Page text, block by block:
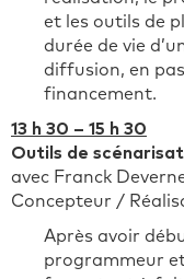
et les outils de
durée de vie
diffusion, en
financement.
13 h 30 – 15 h 30
Outils de
avec Franck
Concepteur /
Après avoir
programmeur